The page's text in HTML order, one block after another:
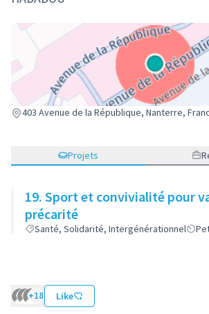
403 Avenue de la République, Nanterre,
(Lien externe)
Projets
19. Sport et convivialité pour
précarité
Santé, Solidarité, Intergénérationnel
+18 Like